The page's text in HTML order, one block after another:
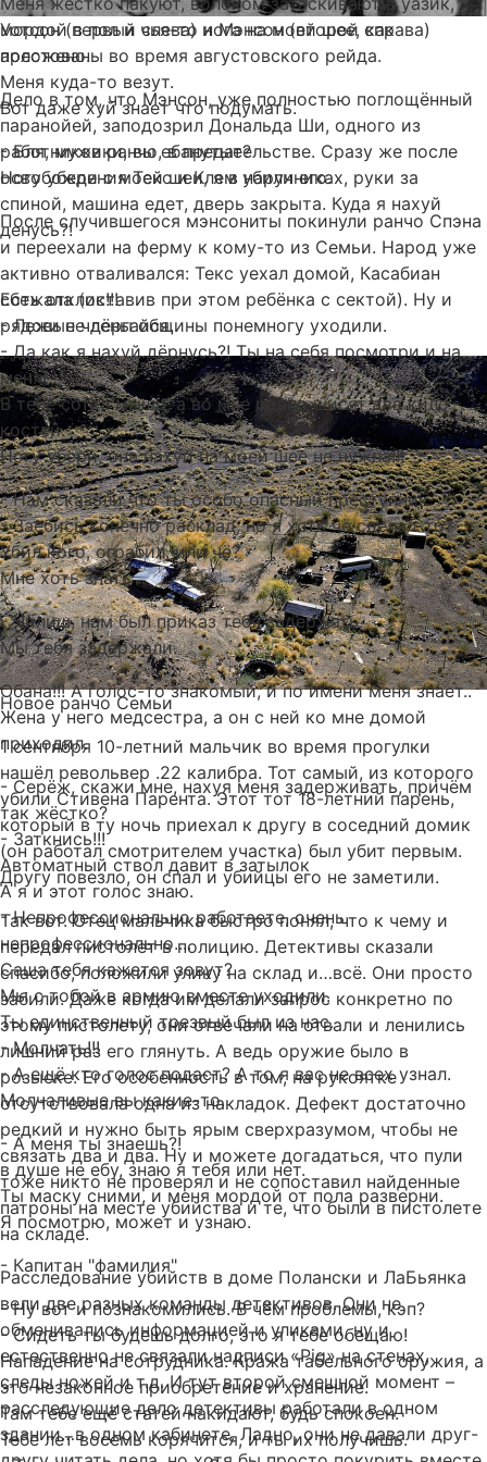
Уотсон (первый слева) и Мэнсон (второй справа)
арестованы во время августовского рейда.
Дело в том, что Мэнсон, уже полностью поглощённый
паранойей, заподозрил Дональда Ши, одного из
работников ранчо, в предательстве. Сразу же после
освобождения Текс и Клем убили его.
После случившегося мэнсониты покинули ранчо Спэна
и переехали на ферму к кому-то из Семьи. Народ уже
активно отваливался: Текс уехал домой, Касабиан
сбежала (оставив при этом ребёнка с сектой). Ну и
рядовые члены общины понемногу уходили.
Новое ранчо Семьи
1 сентября 10-летний мальчик во время прогулки
нашёл револьвер .22 калибра. Тот самый, из которого
убили Стивена Парента. Этот тот 18-летний парень,
который в ту ночь приехал к другу в соседний домик
(он работал смотрителем участка) был убит первым.
Другу повезло, он спал и убийцы его не заметили.
Так вот. Отец мальчика быстро понял, что к чему и
передал пистолет в полицию. Детективы сказали
спасибо, положили улику на склад и…всё. Они просто
забили. Даже когда им делали запрос конкретно по
этому пистолету, они отвечали на отвали и ленились
лишний раз его глянуть. А ведь оружие было в
розыске. Его особенность в том, на рукоятке
отсутствовала одна из накладок. Дефект достаточно
редкий и нужно быть ярым сверхразумом, чтобы не
связать два и два. Ну и можете догадаться, что пули
тоже никто не проверял и не сопоставил найденные
патроны на месте убийства и те, что были в пистолете
на складе.
Расследование убийств в доме Полански и ЛаБьянка
вели две разных команды детективов. Они не
обменивались информацией и уликами, ну и
естественно не связали надписи «Pig» на стенах,
следы ножей и т.д. И тут второй смешной момент –
расследующие дело детективы работали в одном
здании…в одном кабинете. Ладно, они не давали друг-
мордой в пол и чья-то нога на моей шее, как
положено.
Меня куда-то везут.
Вот даже хуй знает что подумать.
- Бля, мужики, вы ебанутые?
Ногу убери с моей шеи, я в наручниках, руки за
спиной, машина едет, дверь закрыта. Куда я нахуй
денусь?!
Есть отклик!!!
- Лежи не дёргайся.
- Да как я нахуй дёрнусь?! Ты на себя посмотри и на
меня!
В тебе сотка мышц, а во мне ровно шисят два кило
костей.
Ногу убери, она нахуй на моей шее не нужна!!!
- Нам сказали что ты особо опасный преступник.
- Заебись конечно расклад, но я хоть чё сделал-то?
Убил кого, ограбил, или чё?
Мне хоть знать ..
- Чилиш, нам был приказ тебя задержать.
Мы тебя задержали.
Обана!!! А голос-то знакомый, и по имени меня знает..
Жена у него медсестра, а он с ней ко мне домой
приходил.
- Серёж, скажи мне, нахуя меня задерживать, причём
так жёстко?
- Заткнись!!!
Автоматный ствол давит в затылок
А я и этот голос знаю.
- Непрофессионально работаете, очень
непрофессионально....
Саша тебя кажется зовут?
Мы с тобой в армию вместе уходили.
Ты единственный трезвый был из нас.
- Молчать!!!
- А ещё кто голос подаст? А то я вас не всех узнал.
Молчаливые вы какие-то.
- А меня ты знаешь?!
в душе не ебу, знаю я тебя или нет.
Ты маску сними, и меня мордой от пола разверни.
Я посмотрю, может и узнаю.
- Капитан "фамилия"
- Ну вот и познакомились. В чём проблемы, кэп?
- Сидеть ты будешь долго, это я тебе обещаю!
Нападение на сотрудника. Кража табельного оружия, а
это незаконное приобретение и хранение.
Там тебе ещё статей накидают, будь спокоен.
Тебе лет восемь корячится, и ты их получишь.